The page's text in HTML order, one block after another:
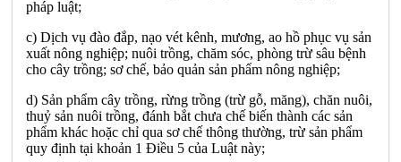
pháp luật;
c) Dịch vụ đào đắp, nạo vét kênh, mương, ao hồ phục vụ sản
xuất nông nghiệp; nuôi trồng, chăm sóc, phòng trừ sâu bệnh
cho cây trồng; sơ chế, bảo quản sản phẩm nông nghiệp;
d) Sản phẩm cây trồng, rừng trồng (trừ gỗ, măng), chăn nuôi,
thuỷ sản nuôi trồng, đánh bắt chưa chế biến thành các sản
phẩm khác hoặc chỉ qua sơ chế thông thường, trừ sản phẩm
quy định tại khoản 1 Điều 5 của Luật này;